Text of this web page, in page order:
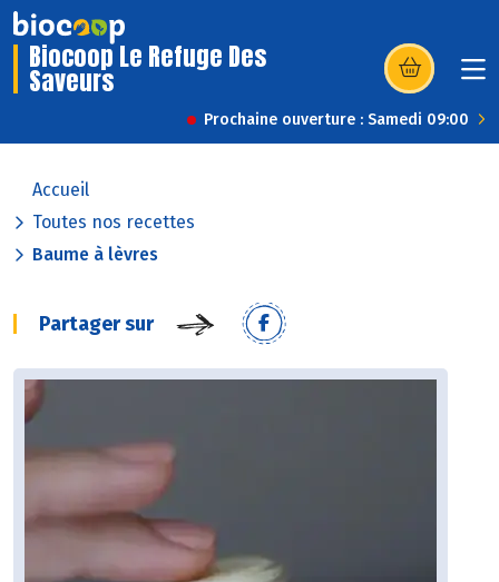
Biocoop Le Refuge Des
Saveurs (s’ouvre dans
Prochaine ouverture : Samedi 09:00
Accueil
Toutes nos recettes
Baume à lèvres
Partager sur